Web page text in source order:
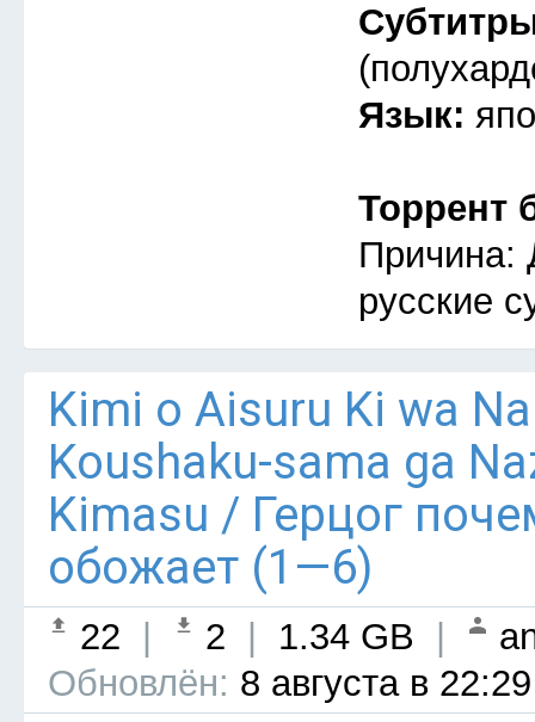
Язык:
Торрент
Причина:
русские
Kimi o Aisuru Ki wa
Koushaku-sama ga
Kimasu / Герцог
обожает (1—6)
22 2 1.34 GB
Обновлён: 8 августа в 22:29